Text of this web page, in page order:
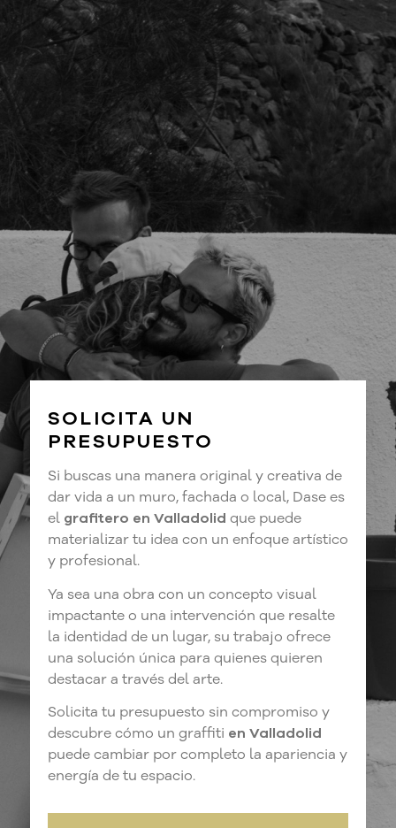
SOLICITA UN
PRESUPUESTO
Si buscas una manera original y creativa de
dar vida a un muro, fachada o local, Dase es
el grafitero en Valladolid que puede
materializar tu idea con un enfoque artístico
y profesional.
Ya sea una obra con un concepto visual
impactante o una intervención que resalte
la identidad de un lugar, su trabajo ofrece
una solución única para quienes quieren
destacar a través del arte.
Solicita tu presupuesto sin compromiso y
descubre cómo un graffiti en Valladolid
puede cambiar por completo la apariencia y
energía de tu espacio.